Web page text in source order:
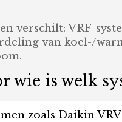
verschilt: VRF-
van koel-/
wie is welk
zoals Daikin